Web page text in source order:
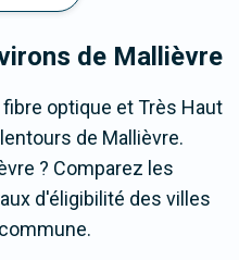
de Mallièvre
optique et Très Haut
de Mallièvre.
? Comparez les
d'éligibilité des villes